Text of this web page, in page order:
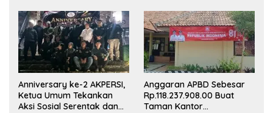
Anniversary ke-2 AKPERSI,
Ketua Umum Tekankan
Aksi Sosial Serentak dan
Anggaran APBD Sebesar
Rp.118.237.908.00 Buat
Taman Kantor